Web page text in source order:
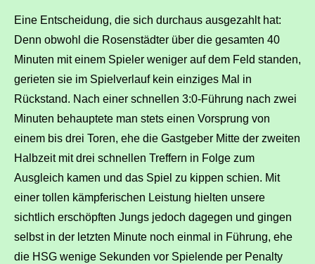
Eine Entscheidung, die sich durchaus ausgezahlt hat:
Denn obwohl die Rosenstädter über die gesamten 40
Minuten mit einem Spieler weniger auf dem Feld standen,
gerieten sie im Spielverlauf kein einziges Mal in
Rückstand. Nach einer schnellen 3:0-Führung nach zwei
Minuten behauptete man stets einen Vorsprung von
einem bis drei Toren, ehe die Gastgeber Mitte der zweiten
Halbzeit mit drei schnellen Treffern in Folge zum
Ausgleich kamen und das Spiel zu kippen schien. Mit
einer tollen kämpferischen Leistung hielten unsere
sichtlich erschöpften Jungs jedoch dagegen und gingen
selbst in der letzten Minute noch einmal in Führung, ehe
die HSG wenige Sekunden vor Spielende per Penalty